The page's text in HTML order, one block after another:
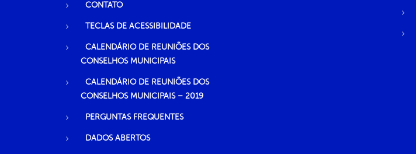
CONTATO
TECLAS DE ACESSIBILIDADE
CALENDÁRIO DE REUNIÕES DOS
CONSELHOS MUNICIPAIS
CALENDÁRIO DE REUNIÕES DOS
CONSELHOS MUNICIPAIS – 2019
PERGUNTAS FREQUENTES
DADOS ABERTOS